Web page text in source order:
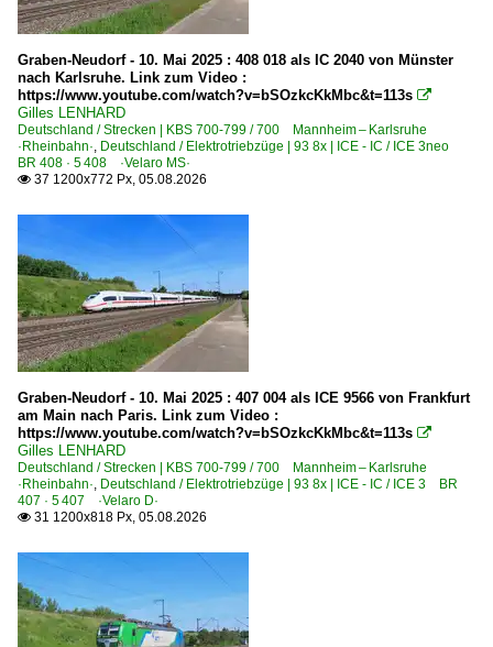
0 563 BR 563 ·Mireo Plus B·
Bahndienstfahrzeuge | Triebfahrzeuge
0 612 BR 612.9 ·RegioSwinger·
1 218 BR 218
1 293 BR 293 · BR 710.9 DR V 100
5 410 BR 410.1 · 410.2 · 410.8 'ICE S, ICE R' FTZ, DB
6 120 BR 120 · BR 752 DB Netz, DB Systemtechnik
Bahnhöfe (A - E)
Donaueschingen
Friedrichshafen
Hausach
Bahnhöfe (L - Q)
Bahnhöfe (R - Z)
Graben-Neudorf - 10. Mai 2025 : 408 018 als IC 2040 von Münster
nach Karlsruhe. Link zum Video :
https://www.youtube.com/watch?v=bSOzkcKkMbc&t=113s 
Gilles LENHARD
Deutschland / Strecken | KBS 700-799 / 700 Mannheim – Karlsruhe
·Rheinbahn·, Deutschland / Elektrotriebzüge | 93 8x | ICE - IC / ICE 3neo
BR 408 · 5 408 ·Velaro MS·
 37 1200x772 Px, 05.08.2026
Graben-Neudorf - 10. Mai 2025 : 407 004 als ICE 9566 von Frankfurt
am Main nach Paris. Link zum Video :
https://www.youtube.com/watch?v=bSOzkcKkMbc&t=113s 
Gilles LENHARD
Deutschland / Strecken | KBS 700-799 / 700 Mannheim – Karlsruhe
·Rheinbahn·, Deutschland / Elektrotriebzüge | 93 8x | ICE - IC / ICE 3 BR
407 · 5 407 ·Velaro D·
 31 1200x818 Px, 05.08.2026